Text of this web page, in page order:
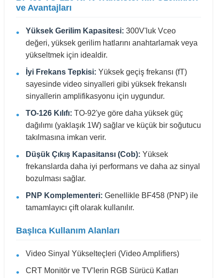
ve Avantajları
Yüksek Gerilim Kapasitesi: 300V'luk Vceo
değeri, yüksek gerilim hatlarını anahtarlamak veya
yükseltmek için idealdir.
İyi Frekans Tepkisi: Yüksek geçiş frekansı (fT)
sayesinde video sinyalleri gibi yüksek frekanslı
sinyallerin amplifikasyonu için uygundur.
TO-126 Kılıfı: TO-92'ye göre daha yüksek güç
dağılımı (yaklaşık 1W) sağlar ve küçük bir soğutucu
takılmasına imkan verir.
Düşük Çıkış Kapasitansı (Cob): Yüksek
frekanslarda daha iyi performans ve daha az sinyal
bozulması sağlar.
PNP Komplementeri: Genellikle BF458 (PNP) ile
tamamlayıcı çift olarak kullanılır.
Başlıca Kullanım Alanları
Video Sinyal Yükselteçleri (Video Amplifiers)
CRT Monitör ve TV'lerin RGB Sürücü Katları